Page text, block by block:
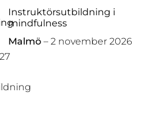
Instruktörsutbildning i
mindfulness
Malmö– 2 november 2026